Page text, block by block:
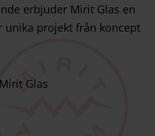
erbjuder Mirit Glas en
unika projekt från koncept